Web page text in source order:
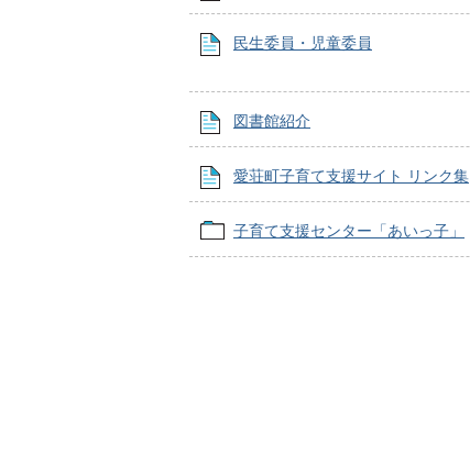
民生委員・児童委員
図書館紹介
愛荘町子育て支援サイト リンク集
子育て支援センター「あいっ子」